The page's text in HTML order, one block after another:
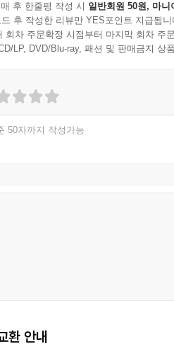
후 한줄평 작성 시 일반회원 50원, 마니
후 작성한 리뷰만 YES포인트 지급됩니
회차 주문확정 시점부터 마지막 회차 주
LP, DVD/Blu-ray, 패션 및 판매금지 상
50자까지 작성가능
환 안내